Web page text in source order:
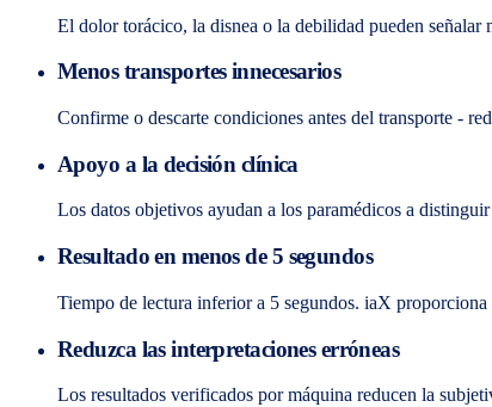
El dolor torácico, la disnea o la debilidad pueden
Menos transportes innecesarios
Confirme o descarte condiciones antes del transporte -
Apoyo a la decisión clínica
Los datos objetivos ayudan a los paramédicos a
Resultado en menos de 5 segundos
Tiempo de lectura inferior a 5 segundos. iaX
Reduzca las interpretaciones erróneas
Los resultados verificados por máquina reducen la